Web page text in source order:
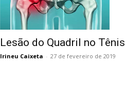
Lesão do Quadril no Tênis
Irineu Caixeta - 27 de fevereiro de 2019